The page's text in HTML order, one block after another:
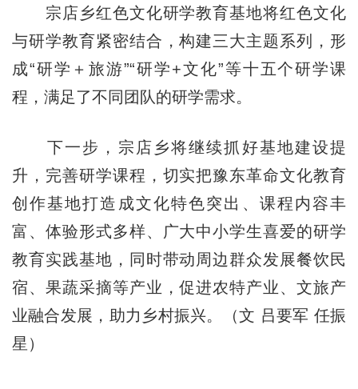
宗店乡红色文化研学教育基地将红色文化
与研学教育紧密结合，构建三大主题系列，形
成“研学＋旅游”“研学+文化”等十五个研学课
程，满足了不同团队的研学需求。
下一步，宗店乡将继续抓好基地建设提
升，完善研学课程，切实把豫东革命文化教育
创作基地打造成文化特色突出、课程内容丰
富、体验形式多样、广大中小学生喜爱的研学
教育实践基地，同时带动周边群众发展餐饮民
宿、果蔬采摘等产业，促进农特产业、文旅产
业融合发展，助力乡村振兴。（文 吕要军 任振
星）